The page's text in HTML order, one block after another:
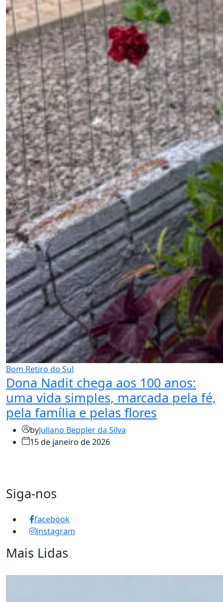
Bom Retiro do Sul
Dona Nadit chega aos 100 anos:
uma vida simples, marcada pela fé,
pela família e pelas flores
byJuliano Beppler da Silva
15 de janeiro de 2026
Siga-nos
facebook
instagram
Mais Lidas